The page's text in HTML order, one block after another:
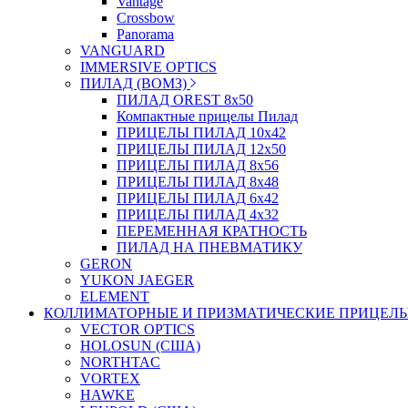
Crossbow
Panorama
VANGUARD
IMMERSIVE OPTICS
ПИЛАД (ВОМЗ)
ПИЛАД OREST 8х50
Компактные прицелы Пилад
ПРИЦЕЛЫ ПИЛАД 10х42
ПРИЦЕЛЫ ПИЛАД 12х50
ПРИЦЕЛЫ ПИЛАД 8х56
ПРИЦЕЛЫ ПИЛАД 8х48
ПРИЦЕЛЫ ПИЛАД 6х42
ПРИЦЕЛЫ ПИЛАД 4х32
ПЕРЕМЕННАЯ КРАТНОСТЬ
ПИЛАД НА ПНЕВМАТИКУ
GERON
YUKON JAEGER
ELEMENT
КОЛЛИМАТОРНЫЕ И ПРИЗМАТИЧЕСКИЕ
VECTOR OPTICS
HOLOSUN (США)
NORTHTAC
VORTEX
HAWKE